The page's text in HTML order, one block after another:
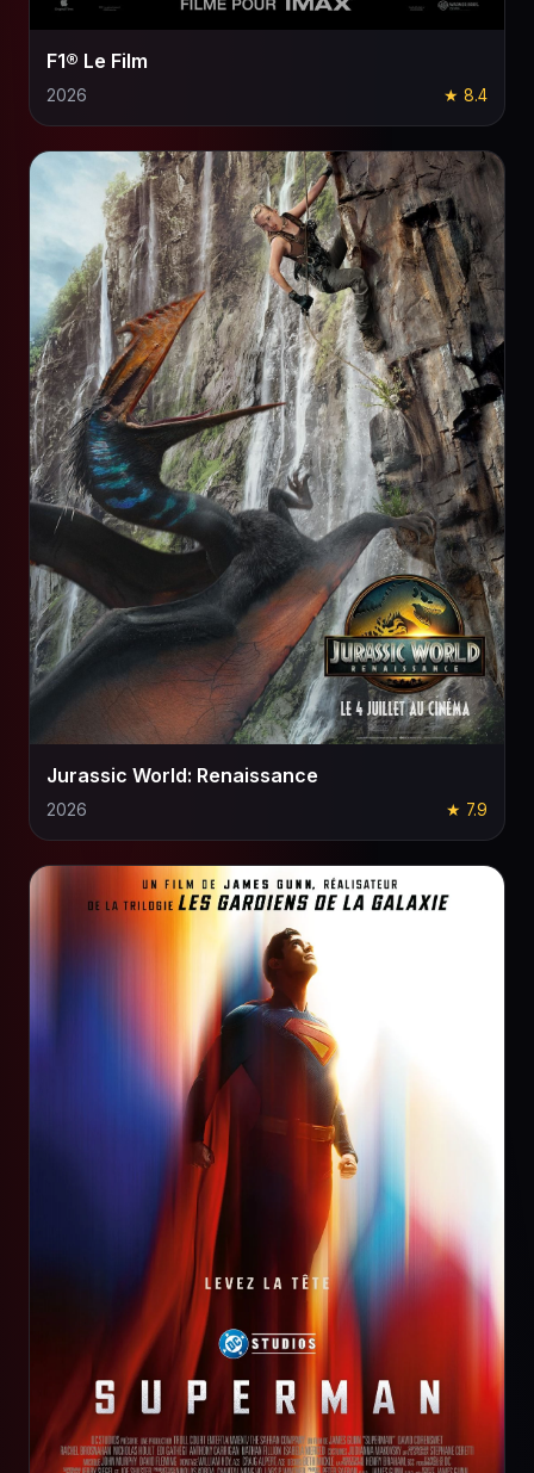
F1® Le Film
2026 ★ 8.4
Jurassic World: Renaissance
2026 ★ 7.9